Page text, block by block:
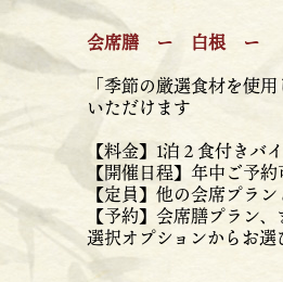
会席膳 ー 白根 ー
「季節の厳選食材を使
いただけます
【料金】1泊２食付き
【開催日程】年中ご予
【定員】他の会席プラ
【予約】会席膳プラン
選択オプションからお選